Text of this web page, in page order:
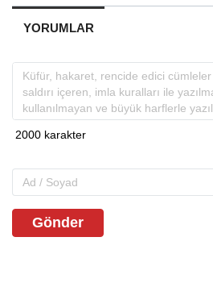
YORUMLAR
Gönder